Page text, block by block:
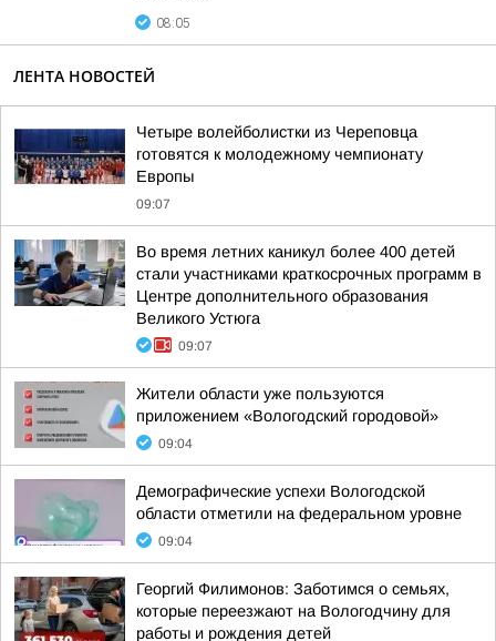
08:05
ЛЕНТА НОВОСТЕЙ
Четыре волейболистки из Череповца
готовятся к молодежному чемпионату
Европы
09:07
Во время летних каникул более 400 детей
стали участниками краткосрочных программ в
Центре дополнительного образования
Великого Устюга
09:07
Жители области уже пользуются
приложением «Вологодский городовой»
09:04
Демографические успехи Вологодской
области отметили на федеральном уровне
09:04
Георгий Филимонов: Заботимся о семьях,
которые переезжают на Вологодчину для
работы и рождения детей